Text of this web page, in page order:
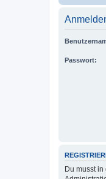
Passwort:
Du musst